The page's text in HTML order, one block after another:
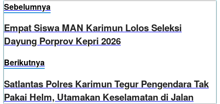
Sebelumnya
Empat Siswa MAN Karimun Lolos Seleksi
Dayung Porprov Kepri 2026
Berikutnya
Satlantas Polres Karimun Tegur Pengendara Tak
Pakai Helm, Utamakan Keselamatan di Jalan